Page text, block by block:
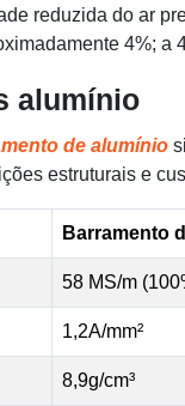
reduzida do ar
4%;
alumínio
de alumínio
estruturais e
Barramento
58 MS/m
1,2A/mm²
8,9g/cm³